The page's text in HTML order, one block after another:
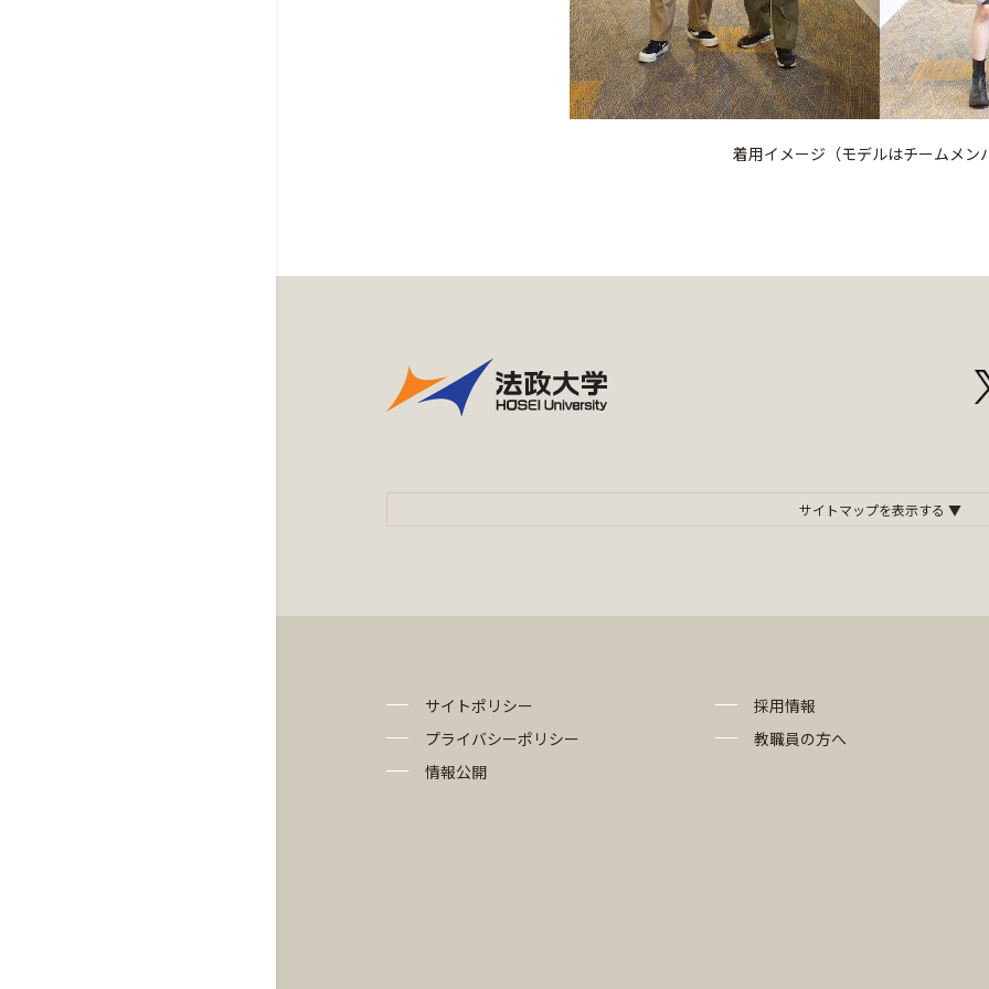
着用イメージ（モデルはチームメン
サイトポリシー
プライバシーポリシー
情報公開
採用情報
教職員の方へ